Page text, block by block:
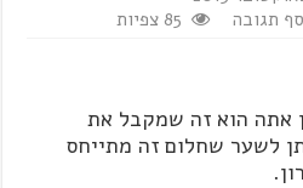
תגובה 85 צפיות
אתה הוא זה שמקבל את
לשער שחלום זה מתייחס